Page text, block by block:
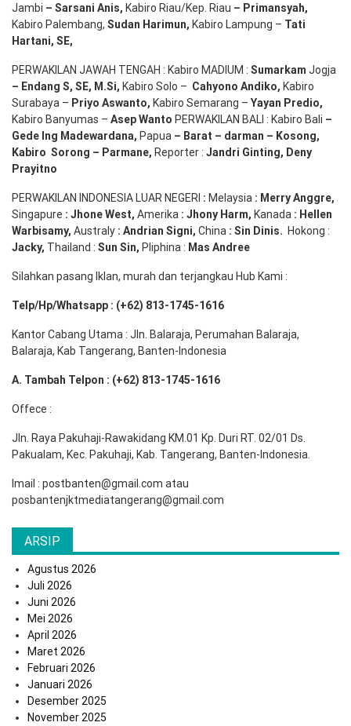
Jambi – Sarsani Anis, Kabiro Riau/Kep. Riau – Primansyah,
Kabiro Palembang, Sudan Harimun, Kabiro Lampung – Tati
Hartani, SE,
PERWAKILAN JAWAH TENGAH : Kabiro MADIUM : Sumarkam Jogja
– Endang S, SE, M.Si, Kabiro Solo – Cahyono Andiko, Kabiro
Surabaya – Priyo Aswanto, Kabiro Semarang – Yayan Predio,
Kabiro Banyumas – AsepWanto PERWAKILAN BALI : Kabiro Bali –
Gede Ing Madewardana, Papua – Barat – darman – Kosong,
Kabiro Sorong – Parmane, Reporter : Jandri Ginting, Deny
Prayitno
PERWAKILAN INDONESIA LUAR NEGERI : Melaysia : MerryAnggre,
Singapure : JhoneWest, Amerika : Jhony Harm, Kanada : Hellen
Warbisamy, Australy : Andrian Signi, China : Sin Dinis. Hokong :
Jacky, Thailand : Sun Sin, Pliphina : Mas Andree
Silahkan pasang Iklan, murah dan terjangkau Hub Kami :
Telp/Hp/Whatsapp : (+62) 813-1745-1616
Kantor Cabang Utama : Jln. Balaraja, Perumahan Balaraja,
Balaraja, Kab Tangerang, Banten-Indonesia
A. Tambah Telpon : (+62) 813-1745-1616
Offece :
Jln. Raya Pakuhaji-Rawakidang KM.01 Kp. Duri RT. 02/01 Ds.
Pakualam, Kec. Pakuhaji, Kab. Tangerang, Banten-Indonesia.
Imail : postbanten@gmail.com atau
posbantenjktmediatangerang@gmail.com
ARSIP
Agustus 2026
Juli 2026
Juni 2026
Mei 2026
April 2026
Maret 2026
Februari 2026
Januari 2026
Desember 2025
November 2025